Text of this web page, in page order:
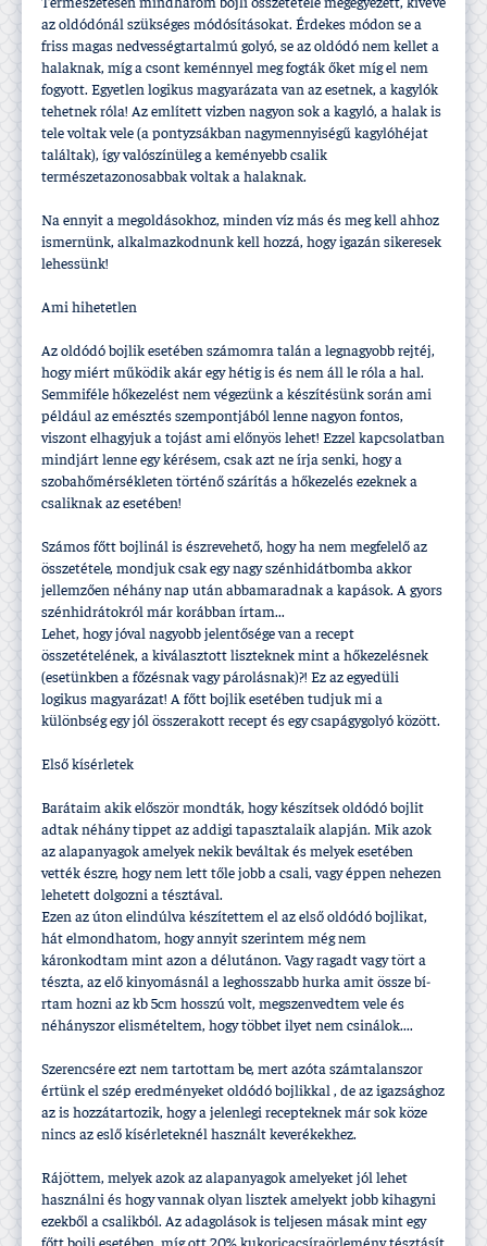
Természetesen mindhárom bojli összetétele megegyezett, kivéve
az oldódónál szükséges módósí­tásokat. Érdekes módon se a
friss magas nedvességtartalmú golyó, se az oldódó nem kellet a
halaknak, mí­g a csont keménnyel meg fogták őket mí­g el nem
fogyott. Egyetlen logikus magyarázata van az esetnek, a kagylók
tehetnek róla! Az emlí­tett vizben nagyon sok a kagyló, a halak is
tele voltak vele (a pontyzsákban nagymennyiségű kagylóhéjat
találtak), í­gy valószí­nüleg a keményebb csalik
természetazonosabbak voltak a halaknak.
Na ennyit a megoldásokhoz, minden ví­z más és meg kell ahhoz
ismernünk, alkalmazkodnunk kell hozzá, hogy igazán sikeresek
lehessünk!
Ami hihetetlen
Az oldódó bojlik esetében számomra talán a legnagyobb rejtéj,
hogy miért működik akár egy hétig is és nem áll le róla a hal.
Semmiféle hőkezelést nem végezünk a készí­tésünk során ami
például az emésztés szempontjából lenne nagyon fontos,
viszont elhagyjuk a tojást ami előnyös lehet! Ezzel kapcsolatban
mindjárt lenne egy kérésem, csak azt ne í­rja senki, hogy a
szobahőmérsékleten történő szárí­tás a hőkezelés ezeknek a
csaliknak az esetében!
Számos főtt bojlinál is észrevehető, hogy ha nem megfelelő az
összetétele, mondjuk csak egy nagy szénhidátbomba akkor
jellemzően néhány nap után abbamaradnak a kapások. A gyors
szénhidrátokról már korábban í­rtam...
Lehet, hogy jóval nagyobb jelentősége van a recept
összetételének, a kiválasztott liszteknek mint a hőkezelésnek
(esetünkben a főzésnak vagy párolásnak)?! Ez az egyedüli
logikus magyarázat! A főtt bojlik esetében tudjuk mi a
különbség egy jól összerakott recept és egy csapágygolyó között.
Első kí­sérletek
Barátaim akik először mondták, hogy készí­tsek oldódó bojlit
adtak néhány tippet az addigi tapasztalaik alapján. Mik azok
az alapanyagok amelyek nekik beváltak és melyek esetében
vették észre, hogy nem lett tőle jobb a csali, vagy éppen nehezen
lehetett dolgozni a tésztával.
Ezen az úton elindúlva készí­tettem el az első oldódó bojlikat,
hát elmondhatom, hogy annyit szerintem még nem
káronkodtam mint azon a délutánon. Vagy ragadt vagy tört a
tészta, az elő kinyomásnál a leghosszabb hurka amit össze bí­
rtam hozni az kb 5cm hosszú volt, megszenvedtem vele és
néhányszor elismételtem, hogy többet ilyet nem csinálok....
Szerencsére ezt nem tartottam be, mert azóta számtalanszor
értünk el szép eredményeket oldódó bojlikkal , de az igazsághoz
az is hozzátartozik, hogy a jelenlegi recepteknek már sok köze
nincs az eslő kí­sérleteknél használt keverékekhez.
Rájöttem, melyek azok az alapanyagok amelyeket jól lehet
használni és hogy vannak olyan lisztek amelyekt jobb kihagyni
ezekből a csalikból. Az adagolások is teljesen másak mint egy